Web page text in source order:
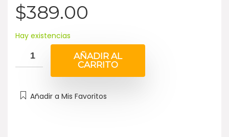
$389.00
Hay existencias
AÑADIR AL
CARRITO
Añadir a Mis Favoritos